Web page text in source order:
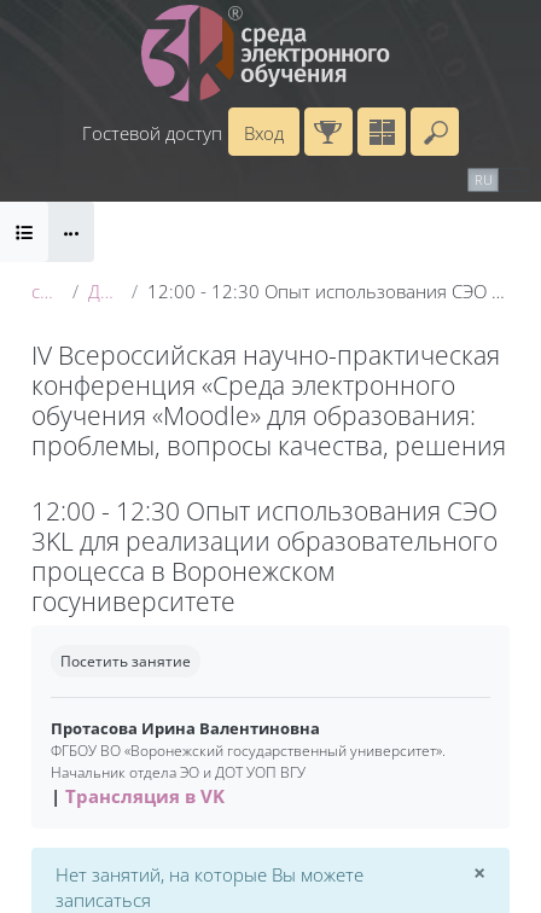
Перейти к основному содержанию
Гостевой доступ
Вход
RU
Блоки
conf_2025 День 2: 21 мая 12:00 - 12:30 Опыт использования СЭО 3KL для реализации образовательного процесса в Воронежском госуниверситете
IV Всероссийская научно-практическая
конференция «Среда электронного
обучения «Moodle» для образования:
проблемы, вопросы качества, решения
12:00 - 12:30 Опыт использования СЭО
3KL для реализации образовательного
процесса в Воронежском
госуниверситете
Посетить занятие
Протасова Ирина Валентиновна
ФГБОУ ВО «Воронежский государственный университет».
Начальник отдела ЭО и ДОТ УОП ВГУ
Трансляция в VK
Нет занятий, на которые Вы можете
записаться
×